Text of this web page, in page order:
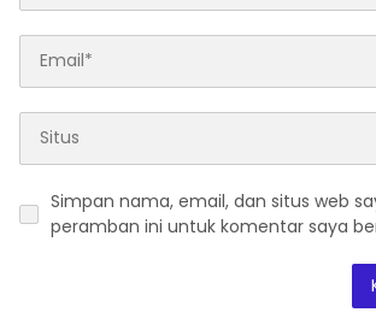
Simpan nama, email, dan situs web
peramban ini untuk komentar saya